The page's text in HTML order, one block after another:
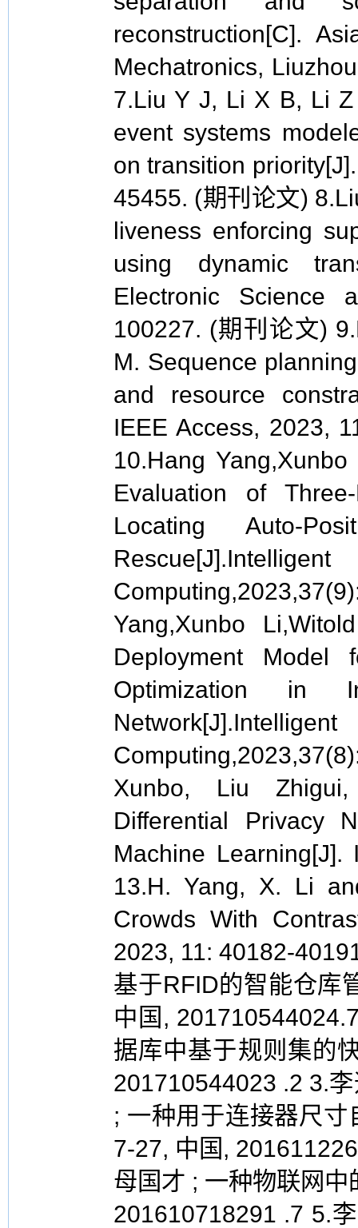
reconstruction[C].
Mechatronics,
7.Liu Y J, Li X B, Li
event systems
on transition
45455. (期刊论文)
liveness enforcing
using dynamic
Electronic Science
100227. (期刊论文)
M. Sequence
and resource
IEEE Access, 2023,
10.Hang
Evaluation of
Locating Auto-
Yang,Xunbo
Deployment Model
Optimization in
Xunbo, Liu
Differential Privacy
Machine
13.H. Yang, X. Li
Crowds With
2023, 11: 40182-
基于RFID的智能仓库
中国,
据库中基于规则集的
201710544023 .2 3.
; 一种用于连接器尺
7-27, 中国,
母国才 ; 一种物联网
201610718291 .7 5.